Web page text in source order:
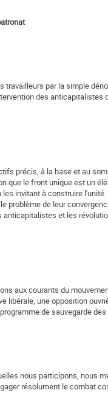
par la simple
des anticapitalistes
précis, à la base et au
que le front unique est un
invitant à construire
problème de leur
et les
aux courants du
une opposition
de sauvegarde
nous participons, nous
résolument le combat